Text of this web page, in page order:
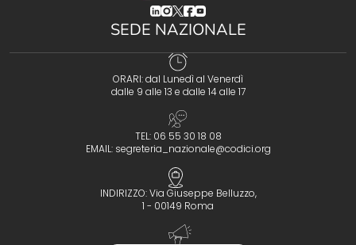
(opens in a new tab)
(opens in a new tab)
(opens in a new tab)
(opens in a new tab)
(opens in a new tab)
SEDE NAZIONALE
ORARI: dal Lunedì al Venerdì
dalle 9 alle 13 e dalle 14 alle 17
TEL: 06 55 30 18 08
EMAIL: segreteria_nazionale@codici.org
INDIRIZZO: Via Giuseppe Belluzzo,
1 - 00149 Roma